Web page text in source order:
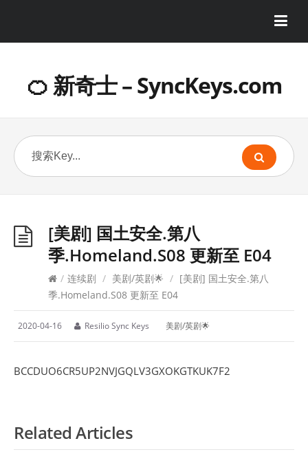
🍊 新奇士 – SyncKeys.com
[美剧] 国土安全.第八
季.Homeland.S08 更新至 E04
/ 连续剧 / 美剧/英剧🌟 / [美剧] 国土安全.第八
季.Homeland.S08 更新至 E04
2020-04-16 Resilio Sync Keys 美剧/英剧🌟
BCCDUO6CR5UP2NVJGQLV3GXOKGTKUK7F2
Related Articles